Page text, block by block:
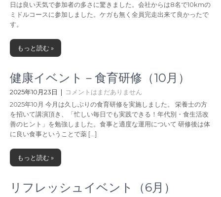
日は良い天気で参加者の多さに驚きました。会社からは8名で10kmの
ミドルコースに参加しました。ケガも無く全員完走出来て良かったで
す。
もっと読む »
健康イベント－食育研修（10月）
2025年10月23日 | コメントはまだありません
2025年10月 今月は久しぶりの食育研修を実施しました。 栄養士の方
を招いて講演頂き、「忙しい毎日でも実践できる！年代別・食生活改
善のヒント」を勉強しました。食事と適度な運用について 研修後は体
に良い食事ということで薬 […]
もっと読む »
リフレッシュイベント（6月）